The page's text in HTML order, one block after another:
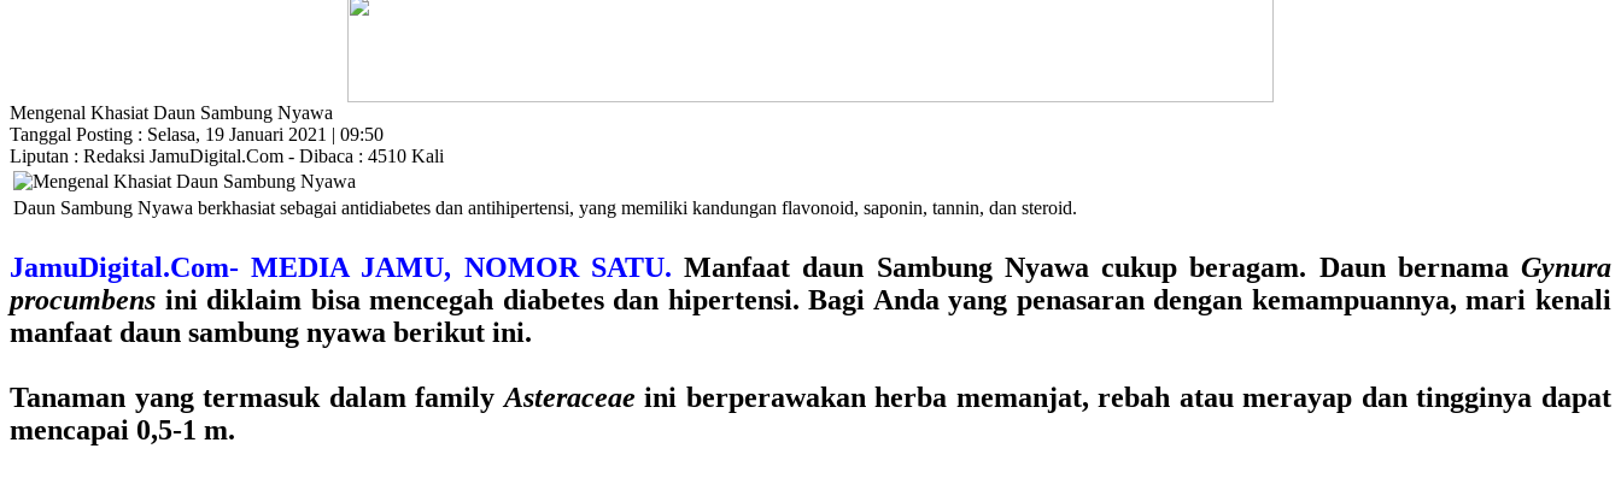
Mengenal Khasiat Daun Sambung Nyawa
Tanggal Posting : Selasa, 19 Januari 2021 | 09:50
Liputan : Redaksi JamuDigital.Com - Dibaca : 4510 Kali
Daun Sambung Nyawa berkhasiat sebagai antidiabetes dan antihipertensi, yang memiliki kandungan flavonoid, saponin, tannin, dan steroid.
JamuDigital.Com- MEDIA JAMU, NOMOR SATU. Manfaat daun Sambung Nyawa cukup beragam. Daun bernamaGynura
procumbens ini diklaim bisa mencegah diabetes dan hipertensi. Bagi Anda yang penasaran dengan kemampuannya, mari kenali
manfaat daun sambung nyawa berikut ini.
Tanaman yang termasuk dalam family Asteraceae ini berperawakan herba memanjat, rebah atau merayap dan tingginya dapat
mencapai 0,5-1 m.